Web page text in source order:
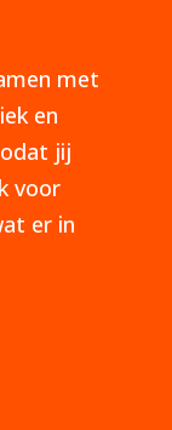
met
en
jij
voor
er in